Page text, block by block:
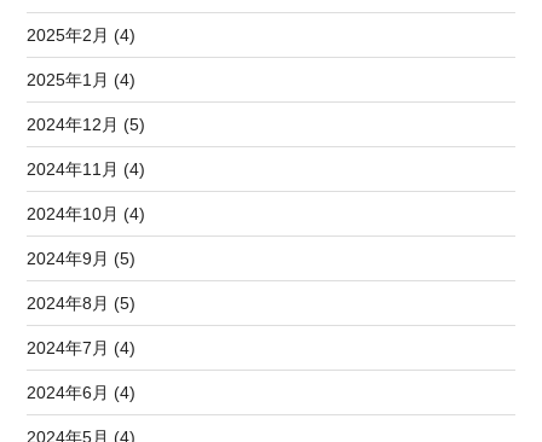
2025年2月 (4)
2025年1月 (4)
2024年12月 (5)
2024年11月 (4)
2024年10月 (4)
2024年9月 (5)
2024年8月 (5)
2024年7月 (4)
2024年6月 (4)
2024年5月 (4)